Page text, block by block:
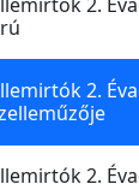
2.
2.